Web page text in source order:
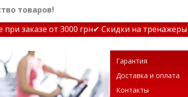
товаров!
заказе от 3000 грн✔ Скидки на тренажеры до
Гарантия
Доставка и оплата
Контакты